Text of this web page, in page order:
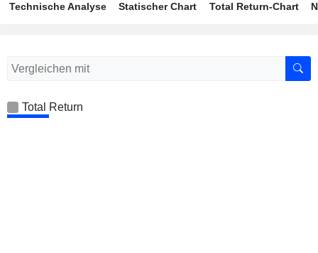
Technische Analyse Statischer Chart Total Return-Chart
Total Return